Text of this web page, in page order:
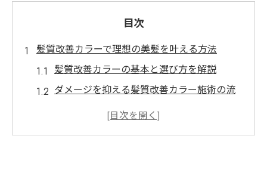
目次
髪質改善カラーで理想の美髪を叶える方法
髪質改善カラーの基本と選び方を解説
ダメージを抑える髪質改善カラー施術の流